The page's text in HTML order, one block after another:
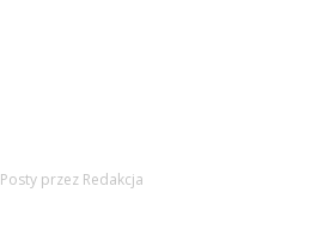
Posty przez Redakcja